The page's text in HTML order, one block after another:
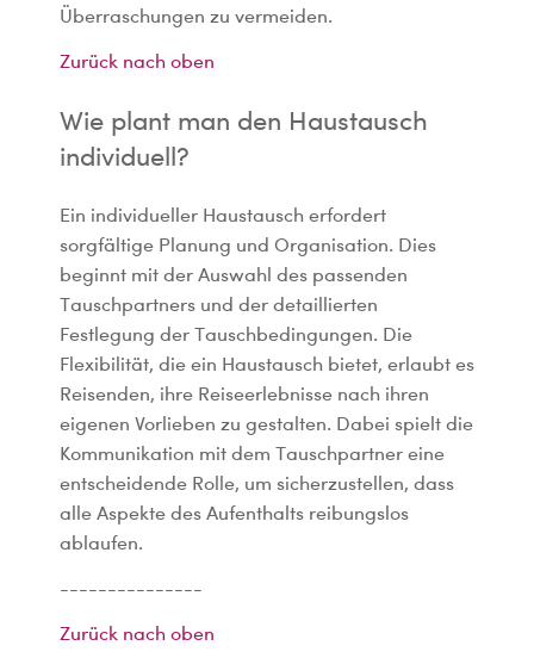
Überraschungen zu vermeiden.
Zurück nach oben
Wie plant man den Haustausch
individuell?
Ein individueller Haustausch erfordert
sorgfältige Planung und Organisation. Dies
beginnt mit der Auswahl des passenden
Tauschpartners und der detaillierten
Festlegung der Tauschbedingungen. Die
Flexibilität, die ein Haustausch bietet, erlaubt es
Reisenden, ihre Reiseerlebnisse nach ihren
eigenen Vorlieben zu gestalten. Dabei spielt die
Kommunikation mit dem Tauschpartner eine
entscheidende Rolle, um sicherzustellen, dass
alle Aspekte des Aufenthalts reibungslos
ablaufen.
---------------
Zurück nach oben